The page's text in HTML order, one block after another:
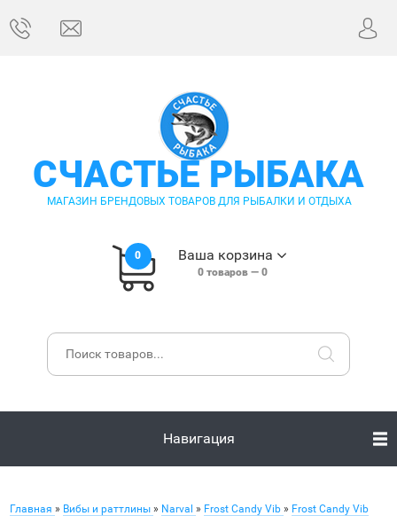
СЧАСТЬЕ РЫБАКА
МАГАЗИН БРЕНДОВЫХ ТОВАРОВ ДЛЯ РЫБАЛКИ И ОТДЫХА
0 Ваша корзина
0товаров — 0
Навигация
Главная » Вибы и раттлины » Narval » Frost Candy Vib » Frost Candy Vib